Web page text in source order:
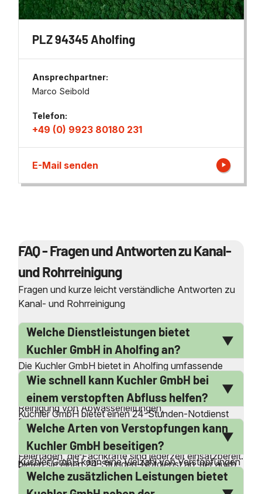
PLZ 94345 Aholfing
Ansprechpartner:
Marco Seibold
Telefon:
+49 (0) 9923 80180 231
E-Mail senden
FAQ - Fragen und Antworten zu Kanal-
und Rohrreinigung
Fragen und kurze leicht verständliche Antworten zu
Kanal- und Rohrreinigung
Welche Dienstleistungen bietet
Kuchler GmbH in Aholfing an?
Die Kuchler GmbH bietet in Aholfing umfassende
Dienstleistungen rund um die Kanal- und
Rohrreinigung an. Dazu gehören die professionelle
Reinigung von Abwasserleitungen,
Druckrohrleitungen und die Beseitigung von
Verstopfungen. Auch die Kanalinspektion und
Kanalsanierung zählen zu ihrem Portfolio. Zusätzlich
bieten sie einen 24-Stunden-Notdienst an, der auch
an Wochenenden und Feiertagen verfügbar ist. Die
Wie schnell kann Kuchler GmbH bei
einem verstopften Abfluss helfen?
Kuchler GmbH bietet einen 24-Stunden-Notdienst
an, der es ermöglicht, schnell auf Notfälle zu
reagieren. Egal ob an Werktagen, Wochenenden oder
Feiertagen, die Fachkräfte sind jederzeit einsatzbereit.
Dank ihrer lokalen Präsenz in Aholfing und
Umgebung können sie in der Regel sehr schnell vor
Welche Arten von Verstopfungen kann
Kuchler GmbH beseitigen?
Kuchler GmbH kann eine Vielzahl von Verstopfungen
beseitigen, darunter verstopfte Toiletten,
Waschbecken, Duschen und Spülbecken. Auch bei
Welche zusätzlichen Leistungen bietet